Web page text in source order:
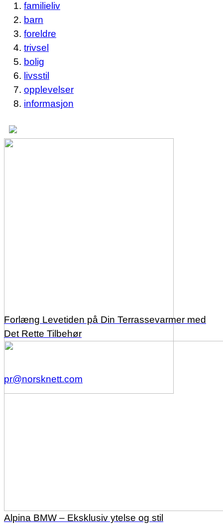
familieliv
barn
foreldre
trivsel
bolig
livsstil
opplevelser
informasjon
Forlæng Levetiden på Din Terrassevarmer med
Det Rette Tilbehør
Alpina BMW – Eksklusiv ytelse og stil
pr@norsknett.com